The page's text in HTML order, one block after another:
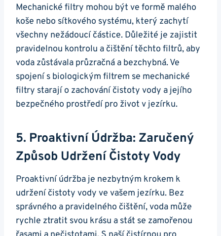
Mechanické filtry mohou být ve formě malého
koše nebo sítkového systému, který zachytí
všechny nežádoucí částice. Důležité je zajistit
pravidelnou kontrolu a čištění těchto filtrů, aby
voda zůstávala průzračná a bezchybná. Ve
spojení s biologickým filtrem se mechanické
filtry starají o zachování čistoty vody a jejího
bezpečného prostředí pro život v jezírku.
5. Proaktivní Údržba: Zaručený
Způsob Udržení Čistoty Vody
Proaktivní údržba je nezbytným krokem k
udržení čistoty vody ve vašem jezírku. Bez
správného a pravidelného čištění, voda může
rychle ztratit svou krásu a stát se zamořenou